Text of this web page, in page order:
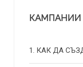
КАМПАНИИ
1. КАК ДА